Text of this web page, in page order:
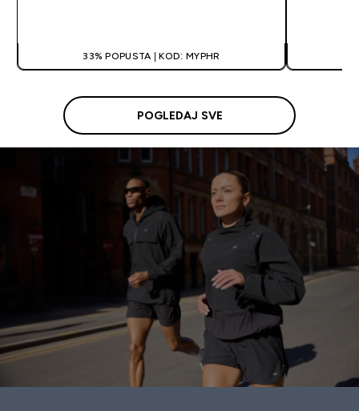
33% POPUSTA | KOD: MYPHR
POGLEDAJ SVE